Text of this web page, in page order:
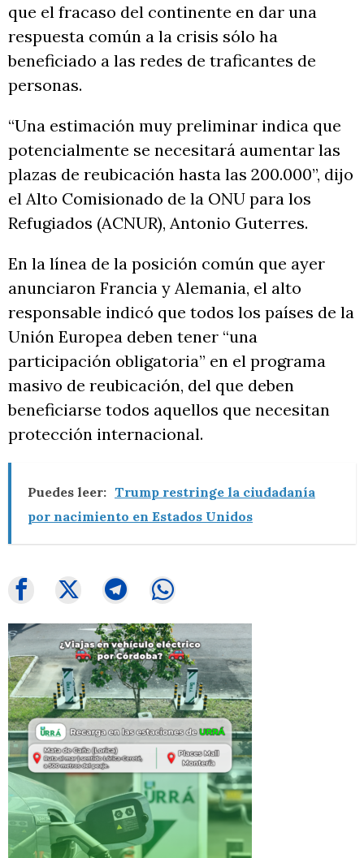
que el fracaso del continente en dar una
respuesta común a la crisis sólo ha
beneficiado a las redes de traficantes de
personas.
“Una estimación muy preliminar indica que
potencialmente se necesitará aumentar las
plazas de reubicación hasta las 200.000”, dijo
el Alto Comisionado de la ONU para los
Refugiados (ACNUR), Antonio Guterres.
En la línea de la posición común que ayer
anunciaron Francia y Alemania, el alto
responsable indicó que todos los países de la
Unión Europea deben tener “una
participación obligatoria” en el programa
masivo de reubicación, del que deben
beneficiarse todos aquellos que necesitan
protección internacional.
Puedes leer: Trump restringe la ciudadanía
por nacimiento en Estados Unidos